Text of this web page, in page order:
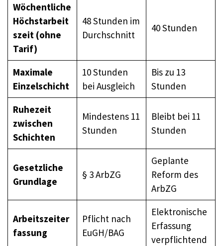
Wöchentliche
Höchstarbeit
szeit (ohne
Tarif)
48 Stunden im
Durchschnitt
40 Stunden
Maximale
Einzelschicht
10 Stunden
bei Ausgleich
Bis zu 13
Stunden
Ruhezeit
zwischen
Schichten
Mindestens 11
Stunden
Bleibt bei 11
Stunden
Gesetzliche
Grundlage
§ 3 ArbZG
Geplante
Reform des
ArbZG
Arbeitszeiter
fassung
Pflicht nach
EuGH/BAG
Elektronische
Erfassung
verpflichtend